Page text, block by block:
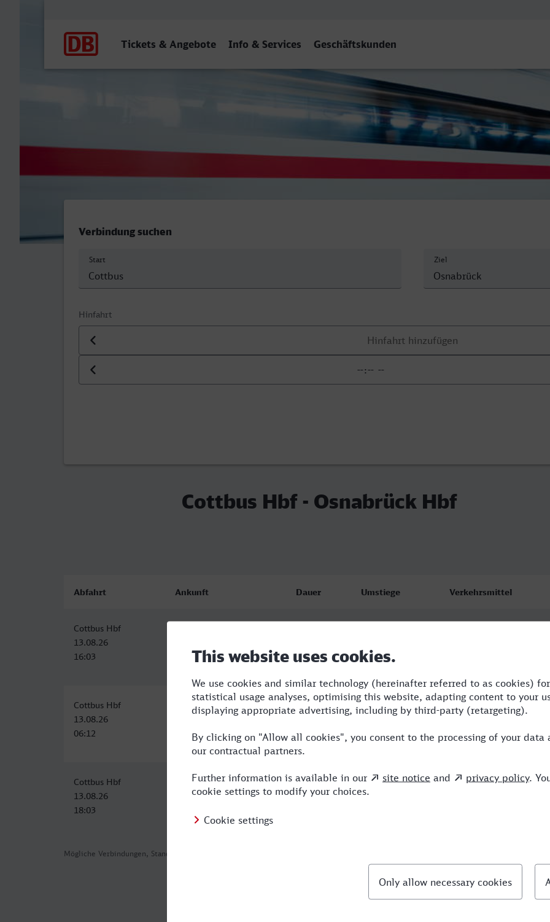
Tickets & Angebote Info & Services Geschäftskunden
Cottbus Hbf - Osnabrück Hbf
Verbindung suchen
Start Ziel
Hinfahrt
Datum der Hinfahrt
Uhrzeit der Hinfahrt
Cottbus Hbf - Osnabrück Hbf
Mögliche Verbindungen, Stand: 2026-07-30 05:20
Abfahrt Ankunft Dauer Umstiege Verkehrsmittel
Cottbus Hbf
13.08.26
16:03
21:48
Cottbus Hbf
13.08.26
06:12
Osnabrück Hbf
13.08.26
13:01
6:49 RE,ME,ICE
Cottbus Hbf
13.08.26
18:03
Osnabrück Hbf
14.08.26
6:32 3 RE,ICE